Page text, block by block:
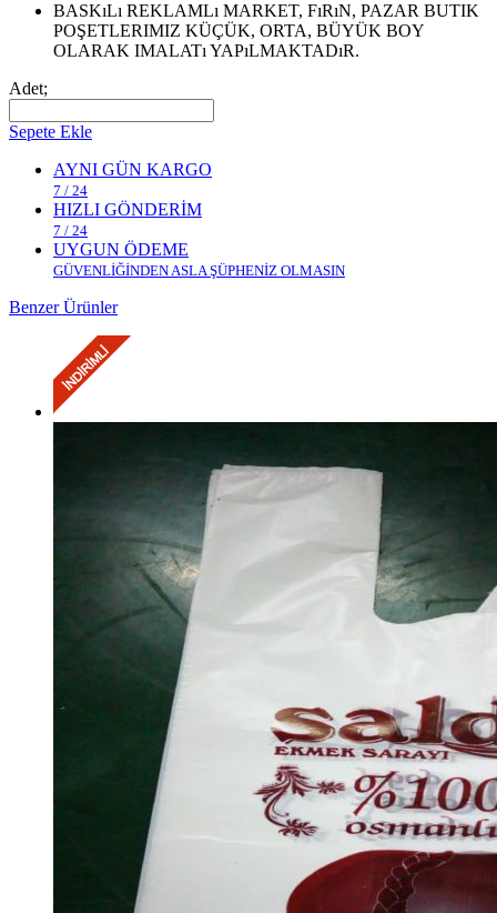
BASKıLı REKLAMLı MARKET, FıRıN, PAZAR BUTIK
POŞETLERIMIZ KÜÇÜK, ORTA, BÜYÜK BOY
OLARAK IMALATı YAPıLMAKTADıR.
Adet;
Sepete Ekle
AYNI GÜN KARGO
7 / 24
HIZLI GÖNDERİM
7 / 24
UYGUN ÖDEME
GÜVENLİĞİNDEN ASLA ŞÜPHENİZ OLMASIN
Benzer Ürünler